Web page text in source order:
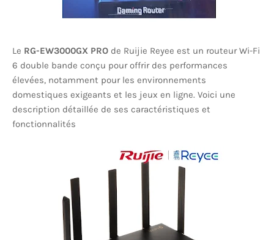
Le RG-EW3000GX PRO de Ruijie Reyee est un routeur Wi-Fi
6 double bande conçu pour offrir des performances
élevées, notamment pour les environnements
domestiques exigeants et les jeux en ligne. Voici une
description détaillée de ses caractéristiques et
fonctionnalités